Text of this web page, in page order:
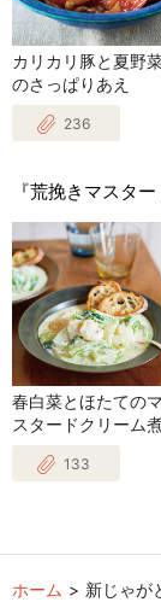
カリカリ豚と夏野
のさっぱりあえ
236
『荒挽きマスタ
春白菜とほたてのマ
スタードクリーム
133
ホーム 新じゃが